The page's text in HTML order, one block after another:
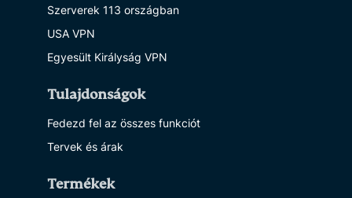
Szerverek 113 országban
USA VPN
Egyesült Királyság VPN
Tulajdonságok
Fedezd fel az összes funkciót
Tervek és árak
Termékek